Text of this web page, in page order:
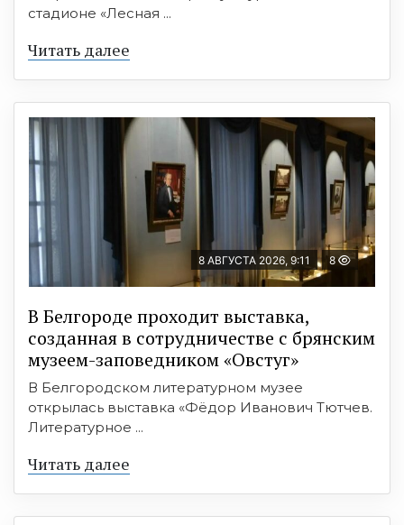
стадионе «Лесная ...
Читать далее
8 АВГУСТА 2026, 9:11 8
В Белгороде проходит выставка,
созданная в сотрудничестве с брянским
музеем-заповедником «Овстуг»
В Белгородском литературном музее
открылась выставка «Фёдор Иванович Тютчев.
Литературное ...
Читать далее